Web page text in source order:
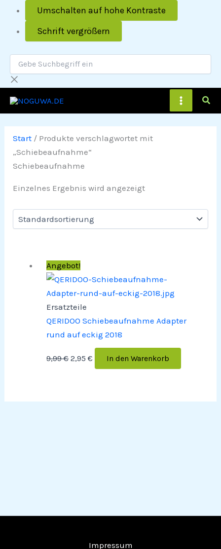
Umschalten auf hohe Kontraste
Schrift vergrößern
springen
Gebe
Suchbegriff
ein
Main
Start / Produkte verschlagwortet mit
„Schiebeaufnahme“
Schiebeaufnahme
Einzelnes Ergebnis wird angezeigt
Angebot!
Ersatzteile
QERIDOO Schiebeaufnahme Adapter
rund auf eckig 2018
9,99€ 2,95€ In den Warenkorb
Impressum